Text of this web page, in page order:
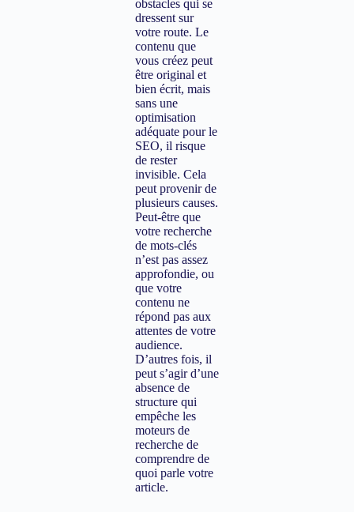
obstacles qui se
dressent sur
votre route. Le
contenu que
vous créez peut
être original et
bien écrit, mais
sans une
optimisation
adéquate pour le
SEO, il risque
de rester
invisible. Cela
peut provenir de
plusieurs causes.
Peut-être que
votre recherche
de mots-clés
n’est pas assez
approfondie, ou
que votre
contenu ne
répond pas aux
attentes de votre
audience.
D’autres fois, il
peut s’agir d’une
absence de
structure qui
empêche les
moteurs de
recherche de
comprendre de
quoi parle votre
article.